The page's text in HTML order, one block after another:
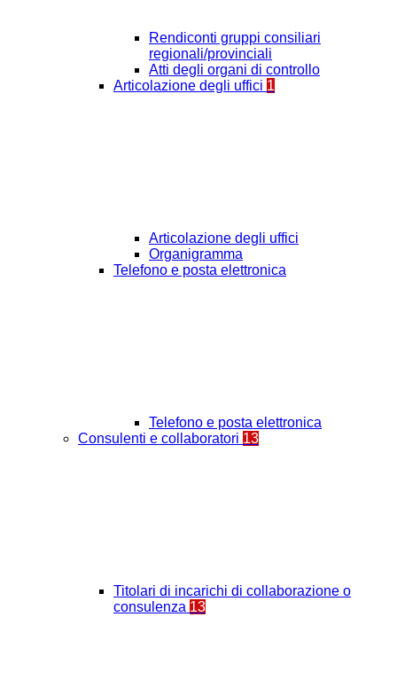
Rendiconti gruppi consiliari
regionali/provinciali
Atti degli organi di controllo
Articolazione degli uffici 1
Articolazione degli uffici
Organigramma
Telefono e posta elettronica
Telefono e posta elettronica
Consulenti e collaboratori 13
Titolari di incarichi di collaborazione o
consulenza 13